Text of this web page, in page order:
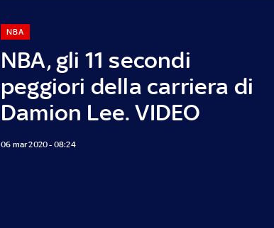
NBA, gli 11 secondi
peggiori della carriera di
Damion Lee. VIDEO
NBA
06 mar 2020 - 08:24